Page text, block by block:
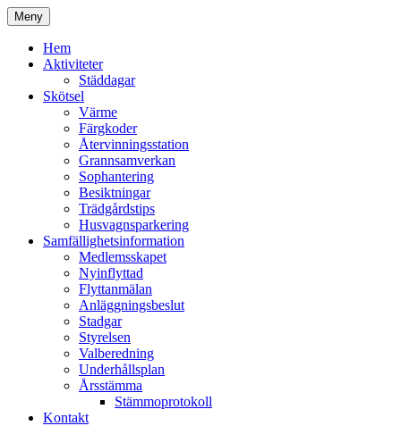
Hoppa
till
innehåll
Kyrkmossen
Meny
Hem
Aktiviteter
Städdagar
Skötsel
Värme
Färgkoder
Återvinningsstation
Grannsamverkan
Sophantering
Besiktningar
Trädgårdstips
Husvagnsparkering
Samfällighetsinformation
Medlemsskapet
Nyinflyttad
Flyttanmälan
Anläggningsbeslut
Stadgar
Styrelsen
Valberedning
Underhållsplan
Årsstämma
Stämmoprotokoll
Kontakt